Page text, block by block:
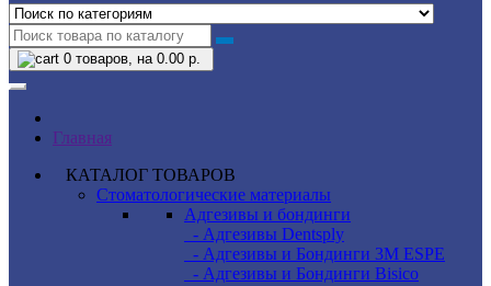
0 товаров, на 0.00 р.
Главная
КАТАЛОГ ТОВАРОВ
Стоматологические материалы
Адгезивы и бондинги
- Адгезивы Dentsply
- Адгезивы и Бондинги 3M ESPE
- Адгезивы и Бондинги Bisico